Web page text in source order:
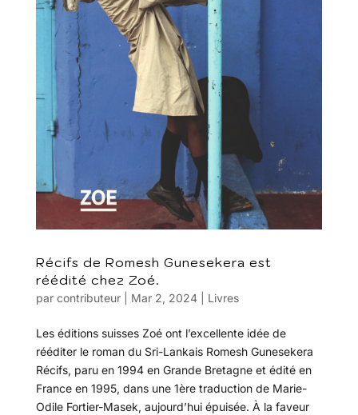
Récifs de Romesh Gunesekera est
réédité chez Zoé.
par contributeur| Mar 2, 2024| Livres
Les éditions suisses Zoé ont l’excellente idée de
rééditer le roman du Sri-Lankais Romesh Gunesekera
Récifs, paru en 1994 en Grande Bretagne et édité en
France en 1995, dans une 1ère traduction de Marie-
Odile Fortier-Masek, aujourd’hui épuisée. À la faveur